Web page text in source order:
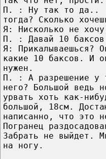
П. : Ну так то да.. .
тогда? Сколько
Я: Нисколько не
П. : Давай 10 баксов
Я: Прикалываешься?
какие 10 баксов. И
нужен.
П. : А разрешение у
него? Большой ведь
урвать хоть как-
большой, 18см.
написанно, что это
Погранец
Забрать не выйдет.
на ногу.